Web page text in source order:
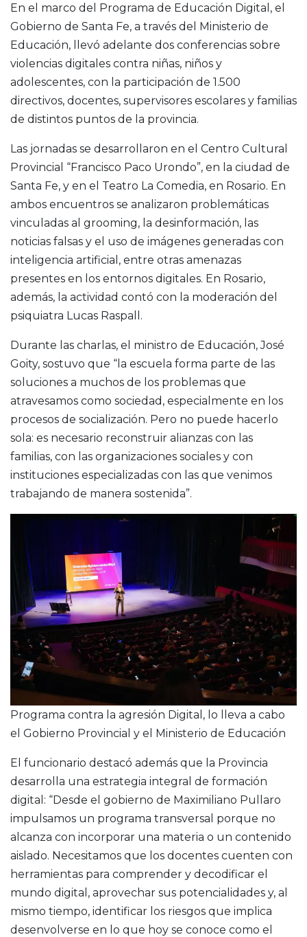
En el marco del Programa de Educación Digital, el
Gobierno de Santa Fe, a través del Ministerio de
Educación, llevó adelante dos conferencias sobre
violencias digitales contra niñas, niños y
adolescentes, con la participación de 1.500
directivos, docentes, supervisores escolares y familias
de distintos puntos de la provincia.
Las jornadas se desarrollaron en el Centro Cultural
Provincial “Francisco Paco Urondo”, en la ciudad de
Santa Fe, y en el Teatro La Comedia, en Rosario. En
ambos encuentros se analizaron problemáticas
vinculadas al grooming, la desinformación, las
noticias falsas y el uso de imágenes generadas con
inteligencia artificial, entre otras amenazas
presentes en los entornos digitales. En Rosario,
además, la actividad contó con la moderación del
psiquiatra Lucas Raspall.
Durante las charlas, el ministro de Educación, José
Goity, sostuvo que “la escuela forma parte de las
soluciones a muchos de los problemas que
atravesamos como sociedad, especialmente en los
procesos de socialización. Pero no puede hacerlo
sola: es necesario reconstruir alianzas con las
familias, con las organizaciones sociales y con
instituciones especializadas con las que venimos
trabajando de manera sostenida”.
Programa contra la agresión Digital, lo lleva a cabo
el Gobierno Provincial y el Ministerio de Educación
El funcionario destacó además que la Provincia
desarrolla una estrategia integral de formación
digital: “Desde el gobierno de Maximiliano Pullaro
impulsamos un programa transversal porque no
alcanza con incorporar una materia o un contenido
aislado. Necesitamos que los docentes cuenten con
herramientas para comprender y decodificar el
mundo digital, aprovechar sus potencialidades y, al
mismo tiempo, identificar los riesgos que implica
desenvolverse en lo que hoy se conoce como el